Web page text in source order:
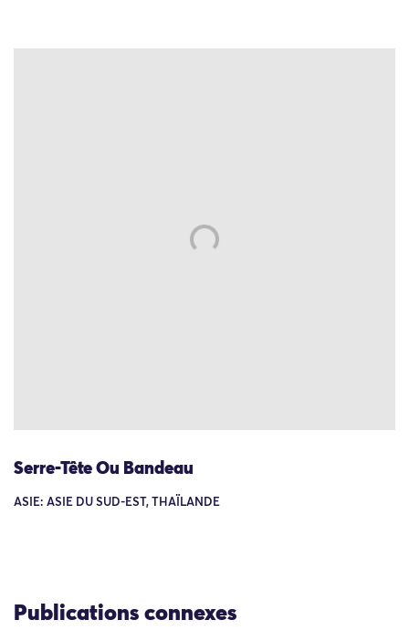
Serre-Tête Ou Bandeau
ASIE: ASIE DU SUD-EST, THAÏLANDE
Publications connexes